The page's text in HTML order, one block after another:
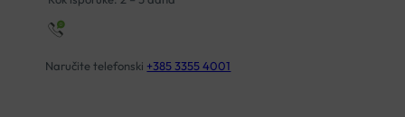
Naručite telefonski +385 3355 4001